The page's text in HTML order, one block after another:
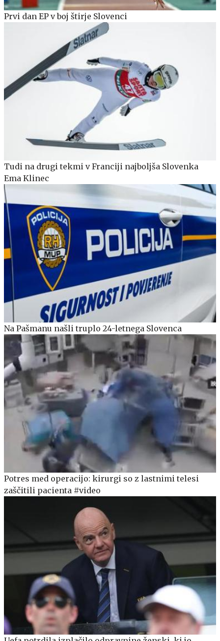
Prvi dan EP v boj štirje Slovenci
Tudi na drugi tekmi v Franciji najboljša Slovenka
Ema Klinec
Na Pašmanu našli truplo 24-letnega Slovenca
Potres med operacijo: kirurgi so z lastnimi telesi
zaščitili pacienta #video